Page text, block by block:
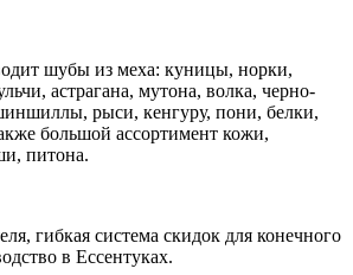
шубы из меха: куницы, норки,
астрагана, мутона, волка, черно-
рыси, кенгуру, пони, белки,
большой ассортимент кожи,
питона.
гибкая система скидок для конечного
в Ессентуках.